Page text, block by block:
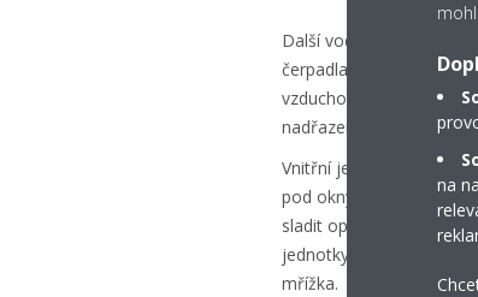
Další vodou chlazené
čerpadla (2trubkové)
vzduchotechnické
nadřazený řídicí systém
Vnitřní jednotky jsou
pod okny. Zakrytování
sladit opláštění se svým
jednotky ukryté v
mřížka.
na